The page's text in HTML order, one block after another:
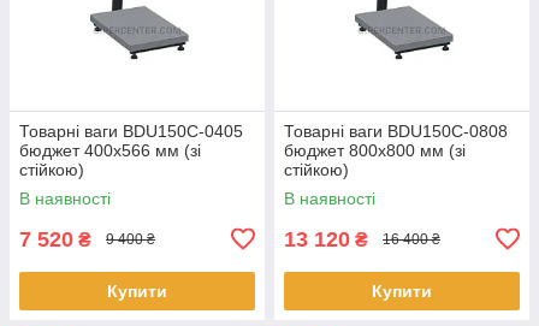
Товарні ваги BDU150C-0405
бюджет 400х566 мм (зі
стійкою)
В наявності
7 520 ₴ 9 400 ₴
Купити
Товарні ваги BDU150C-0808
бюджет 800х800 мм (зі
стійкою)
В наявності
13 120 ₴ 16 400 ₴
Купити